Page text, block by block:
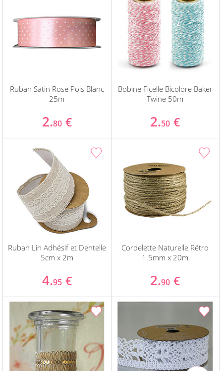
Ruban Satin Rose Pois Blanc
25m
2.80 €
Bobine Ficelle Bicolore Baker
Twine 50m
2.50 €
Ruban Lin Adhésif et Dentelle
5cm x 2m
4.95 €
Cordelette Naturelle Rétro
1.5mm x 20m
2.90 €